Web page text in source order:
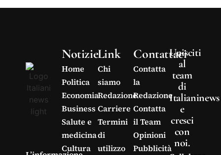
Notizie
Home
Politica
Economia
Business
Salute e
medicina
Cultura
Link
Chi
siamo
Redazione
Carriere
Termini
di
utilizzo
Contattaci
Contatta
la
Redazione
Contatta
il Team
Opinioni
Pubblicità
Unisciti
al
team
di
Italianinews
e
cresci
con
noi.